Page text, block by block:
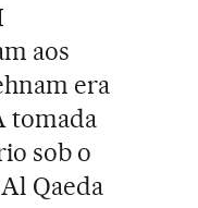
aos
era
tomada
sob o
Qaeda